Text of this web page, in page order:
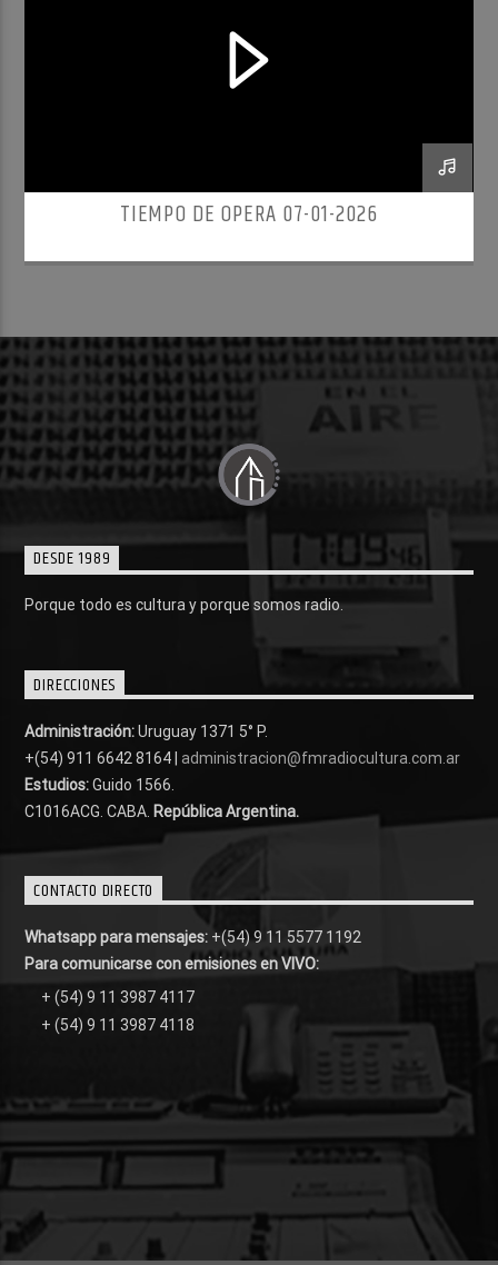
TIEMPO DE OPERA 07-01-2026
DESDE 1989
Porque todo es cultura y porque somos radio.
DIRECCIONES
Administración:Uruguay 1371 5° P.
+(54) 911 6642 8164 | administracion@fmradiocultura.com.ar
Estudios:Guido 1566.
C1016ACG . CABA. República Argentina.
CONTACTO DIRECTO
Whatsapp para mensajes: +(54) 9 11 5577 1192
Para comunicarse con emisiones en VIVO:
+ (54) 9 11 3987 4117
+ (54) 9 11 3987 4118